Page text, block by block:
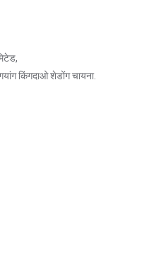
किंगदाओ शेडोंग चायना.